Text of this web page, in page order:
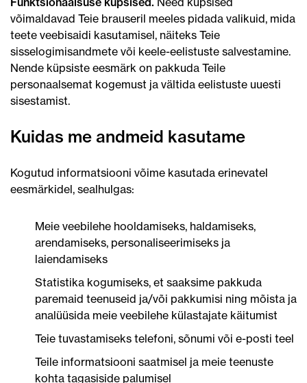
võimaldavad Teie brauseril meeles pidada valikuid, mida
teete veebisaidi kasutamisel, näiteks Teie
sisselogimisandmete või keele-eelistuste salvestamine.
Nende küpsiste eesmärk on pakkuda Teile
personaalsemat kogemust ja vältida eelistuste uuesti
sisestamist.
Kuidas me andmeid kasutame
Kogutud informatsiooni võime kasutada erinevatel
eesmärkidel, sealhulgas:
Meie veebilehe hooldamiseks, haldamiseks,
arendamiseks, personaliseerimiseks ja
laiendamiseks
Statistika kogumiseks, et saaksime pakkuda
paremaid teenuseid ja/või pakkumisi ning mõista ja
analüüsida meie veebilehe külastajate käitumist
Teie tuvastamiseks telefoni, sõnumi või e-posti teel
Teile informatsiooni saatmisel ja meie teenuste
kohta tagasiside palumisel